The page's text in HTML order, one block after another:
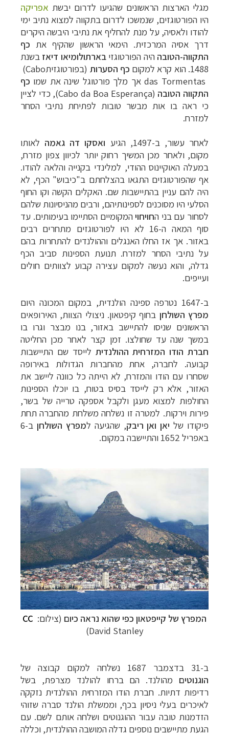
מגלי הארצות הראשונים שהגיעו לדרום יבשת אפריקה
היו הפורטוגזים, שנמשכו לדרום בתקווה למצוא נתיב ימי
להודו ולאסיה, על מנת להחליף את נתיבי היבשה היקרים
דרך אסיה המרכזית. הימאי הראשון שהקיף את כף
התקווה-הטובה היה הפורטוגזיבארתולומיאו דיאז בשנת
1488. הוא קרא למקום
כף הסערות (בפורטוגזית(Cabo
das Tormentasאך מלך פורטוגל שינה את שמו כף
התקווה הטובה (Cabo da Boa Esperança), כדי לציין
כי ראה בו אות מבשר טובות לפתיחת נתיבי הסחר
למזרח.
לאחר עשור, ב-1497, הגיע
ואסקו דה גאמה לאותו
מקום, ולאחר מכן המשיך רחוק יותר לכיוון צפון מזרח,
במעלה האוקיינוס ההודי, למלינדי בקנייה והלאה להודו.
אף שהפורטוגזים התגאו בהצלחתם ב"כיבוש" הכף, לא
היה להם עניין בהתיישבות שם. האקלים הקשה וקו החוף
הסלעי היו מסוכנים לספינותיהם, ורבים מהניסיונות שלהם
לסחור עם בני החויחויהמקומיים הסתיימו בעימותים. עד
סוף המאה ה-16 לא היו לפורטוגזים מתחרים רבים
באזור. אך אז החלו האנגלים וההולנדים להתחרות בהם
על נתיבי הסחר למזרח. תנועת הספינות סביב הכף
גדלה, והוא נעשה למקום עצירה קבוע לצוותים חולים
ועייפים.
ב-1647 נטרפה ספינה הולנדית, במקום המכונה היום
מפרץ השולחן בחוף קיפטאון. ניצולי הצוות, האירופאים
הראשונים שניסו להתיישב באזור, בנו מבצר וגרו בו
במשך שנה עד שחולצו. זמן קצר לאחר מכן החליטה
חברת הודו המזרחית ההולנדית לייסד שם התיישבות
קבועה. לחברה, אחת מהחברות הגדולות באירופה
שסחרו עם הודו והמזרח, לא הייתה כל כוונה ליישב את
האזור, אלא רק לייסד בסיס בטוח, בו יוכלו הספינות
החולפות למצוא מעגן ולקבל אספקה טרייה של בשר,
פירות וירקות. למטרה זו נשלחה משלחת מהחברה תחת
פיקודו של יאן ואן ריבק, שהגיעה למפרץ השולחן
ב-6
באפריל 1652 והתיישבה במקום
.
המפרץ של קייפטאון כפי שהוא נראה כיום (צילום: CC
David Stanley)
ב-31 בדצמבר 1687 נשלחה למקום קבוצה של
הוגנוטים מהולנד. הם ברחו להולנד מצרפת, בשל
רדיפות דתיות. חברת הודו המזרחית ההולנדית נזקקה
לאיכרים בעלי ניסיון בכף, וממשלת הולנד סברה שזוהי
הזדמנות טובה עבור ההוגנוטים ושלחה אותם לשם. עם
הגעת מתיישבים נוספים גדלה המושבה ההולנדית, וכללה